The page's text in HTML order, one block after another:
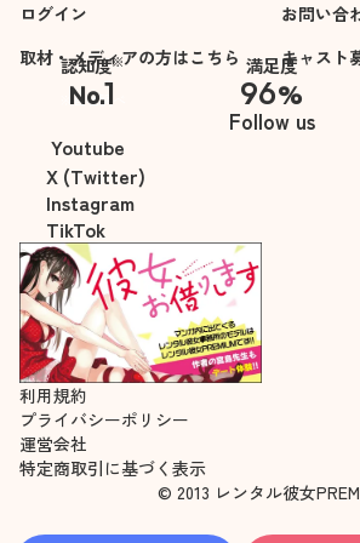
ログイン
お問い合
取材・メディアの方はこちら
キャスト
認知度※
No.1
※自社調べ
満足度
96%
Follow us
Youtube
X (Twitter)
Instagram
TikTok
利用規約
プライバシーポリシー
運営会社
特定商取引に基づく表示
© 2013 レンタル彼女